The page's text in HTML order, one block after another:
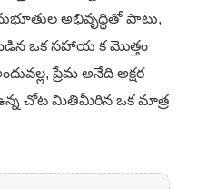
అభివృద్ధితో పాటు,
ఒక సహాయ క మొత్తం
ప్రేమ అనేది అక్షర
ఉన్న చోట మితిమీరిన ఒక మాత్ర